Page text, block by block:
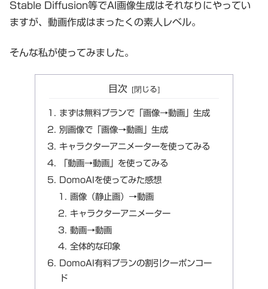
Stable Diffusion等でAI画像生成はそれなりにやってい
ますが、動画作成はまったくの素人レベル。
そんな私が使ってみました。
目次
まずは無料プランで「画像→動画」生成
別画像で「画像→動画」生成
キャラクターアニメーターを使ってみる
「動画→動画」を使ってみる
DomoAIを使ってみた感想
画像（静止画）→動画
キャラクターアニメーター
動画→動画
全体的な印象
DomoAI有料プランの割引クーポンコー
ド